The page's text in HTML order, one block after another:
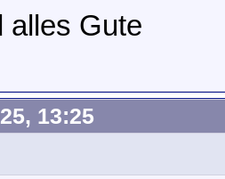
alles Gute
13:25